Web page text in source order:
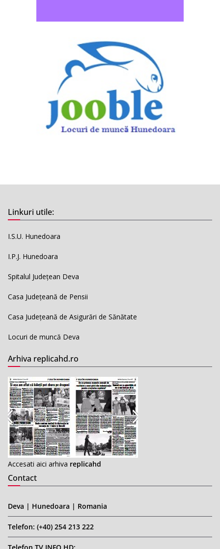
Linkuri utile:
I.S.U. Hunedoara
I.P.J. Hunedoara
Spitalul Județean Deva
Casa Județeană de Pensii
Casa Județeană de Asigurări de Sănătate
Locuri de muncă Deva
Arhiva replicahd.ro
Accesati aici arhiva replicahd
Contact
Deva | Hunedoara | Romania
Telefon: (+40) 254 213 222
Telefon TV INFO HD: